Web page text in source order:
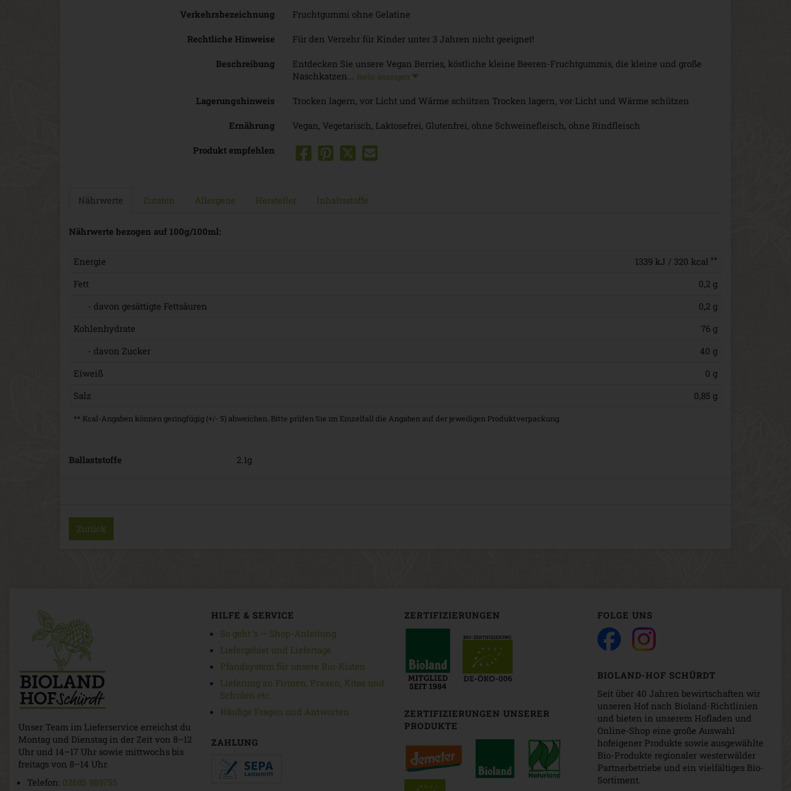
Verkehrsbezeichnung Fruchtgummi ohne Gelatine
Rechtliche Hinweise Für den Verzehr für Kinder unter 3 Jahren nicht geeignet!
Beschreibung
Entdecken Sie unsere Vegan Berries, köstliche kleine Beeren-Fruchtgummis, die kleine und große
Naschkatzen...
mehr anzeigen
Lagerungshinweis Trocken lagern, vor Licht und Wärme schützen Trocken lagern, vor Licht und Wärme schützen
Ernährung Vegan, Vegetarisch, Laktosefrei, Glutenfrei, ohne Schweinefleisch, ohne Rindfleisch
Produkt empfehlen
Nährwerte Zutaten Allergene Hersteller Inhaltsstoffe
Nährwerte bezogen auf 100g/100ml:
Energie 1339 kJ / 320 kcal **
Fett
0,2 g
- davon gesättigte Fettsäuren
0,2 g
Kohlenhydrate
76 g
- davon Zucker
40 g
Eiweiß
0 g
Salz
0,85 g
** Kcal-Angaben können geringfügig (+/- 5) abweichen. Bitte prüfen Sie im Einzelfall die Angaben auf der jeweiligen Produktverpackung.
Ballaststoffe 2.1g
Zurück
Unser Team im Lieferservice erreichst du
Montag und Dienstag in der Zeit von 8–12
Uhr und 14–17 Uhr sowie mittwochs bis
freitags von 8–14 Uhr.
Telefon: 02685 989755
HILFE & SERVICE
So geht 's — Shop-Anleitung
Liefergebiet und Liefertage
Pfandsystem für unsere Bio-Kisten
Lieferung an Firmen, Praxen, Kitas und
Schulen etc.
Häufige Fragen und Antworten
ZAHLUNG
ZERTIFIZIERUNGEN
ZERTIFIZIERUNGEN UNSERER
PRODUKTE
FOLGE UNS
BIOLAND-HOF SCHÜRDT
Seit über 40 Jahren bewirtschaften wir
unseren Hof nach Bioland-Richtlinien
und bieten in unserem Hofladen und
Online-Shop eine große Auswahl
hofeigener Produkte sowie ausgewählte
Bio-Produkte regionaler westerwälder
Partnerbetriebe und ein vielfältiges Bio-
Sortiment.